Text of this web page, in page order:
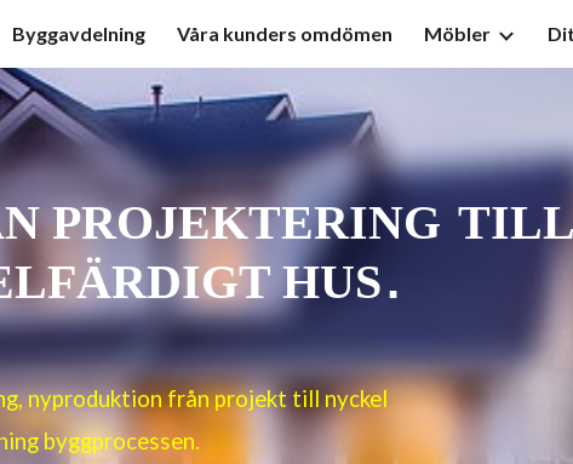
Skip to navigation
Byggavdelning Våra kunders omdömen Möbler
PROJEKTERING
HUS.
nyproduktion från projekt till nyckel
byggprocessen.